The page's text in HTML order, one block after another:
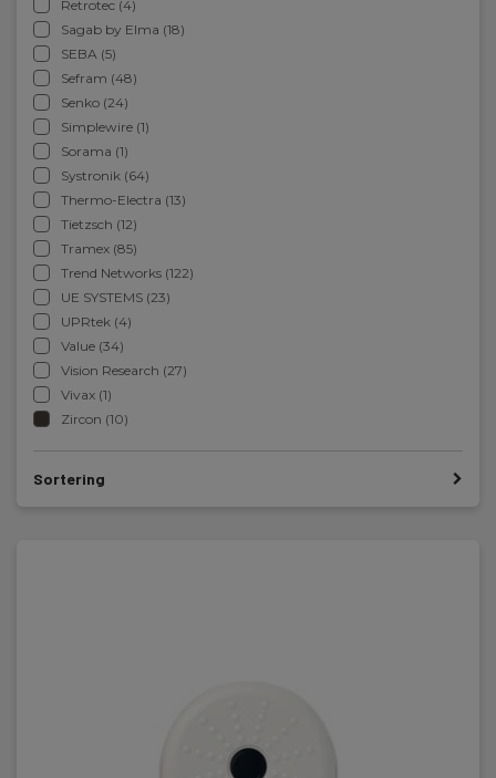
Retrotec (4)
Sagab by Elma (18)
SEBA (5)
Sefram (48)
Senko (24)
Simplewire (1)
Sorama (1)
Systronik (64)
Thermo-Electra (13)
Tietzsch (12)
Tramex (85)
Trend Networks (122)
UE SYSTEMS (23)
UPRtek (4)
Value (34)
Vision Research (27)
Vivax (1)
Zircon (10)
Sortering